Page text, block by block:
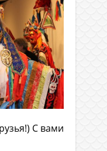
С вами